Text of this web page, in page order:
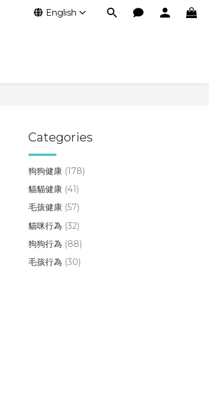
English
Categories
狗狗健康 (178)
貓貓健康 (41)
毛孩健康 (57)
貓咪行為 (32)
狗狗行為 (88)
毛孩行為 (30)